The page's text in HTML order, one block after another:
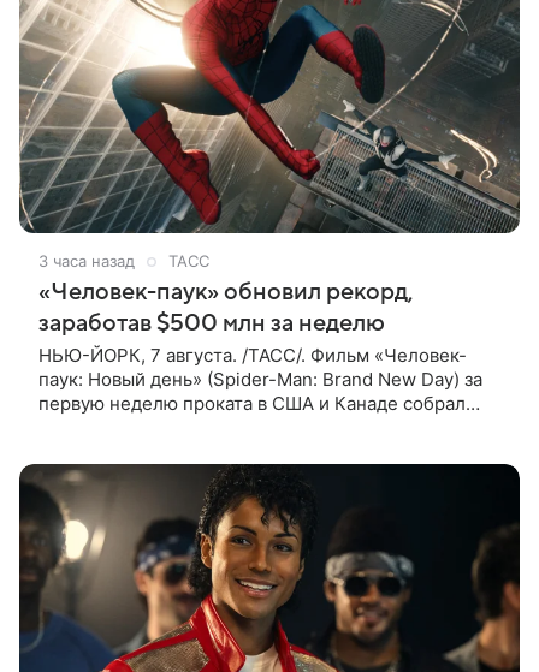
3 часа назад ТАСС
«Человек-паук» обновил рекорд,
заработав $500 млн за неделю
НЬЮ-ЙОРК, 7 августа. /ТАСС/. Фильм «Человек-
паук: Новый день» (Spider-Man: Brand New Day) за
первую неделю проката в США и Канаде собрал